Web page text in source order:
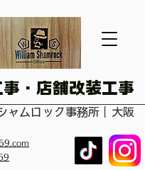
・店舗改装工事
ャムロック事務所｜大阪